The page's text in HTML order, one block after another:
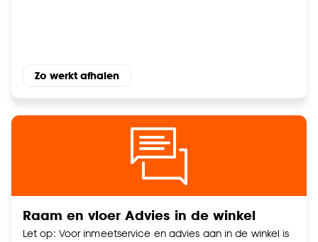
Zo werkt afhalen
Raam en vloer Advies in de winkel
Let op: Voor inmeetservice en advies aan in de winkel is